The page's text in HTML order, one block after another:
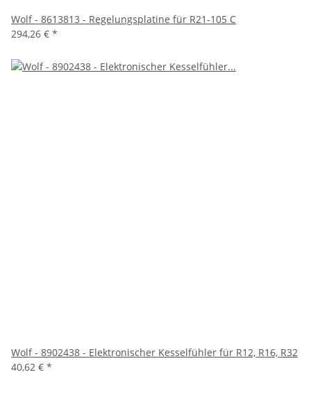
Wolf - 8613813 - Regelungsplatine für R21-105 C
294,26 € *
Wolf - 8902438 - Elektronischer Kesselfühler für R12, R16, R32
40,62 € *